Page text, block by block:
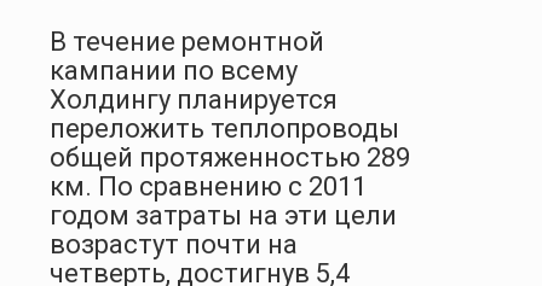
В течение ремонтной
кампании по всему
Холдингу планируется
переложить теплопроводы
общей протяженностью 289
км. По сравнению с 2011
годом затраты на эти цели
возрастут почти на
четверть, достигнув 5,4